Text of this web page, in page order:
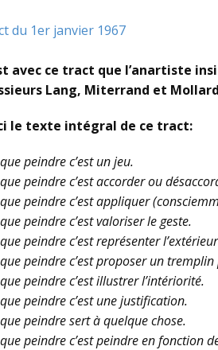
du 1er janvier 1967
avec ce tract que l’anartiste
Lang, Miterrand et
le texte intégral de ce tract:
peindre c’est un jeu.
peindre c’est accorder ou
peindre c’est appliquer
peindre c’est valoriser le geste.
peindre c’est représenter
peindre c’est proposer un
peindre c’est illustrer l’intériorité.
peindre c’est une justification.
peindre sert à quelque chose.
peindre c’est peindre en fonction